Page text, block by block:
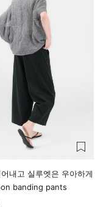
내고 실루엣은 우아하게
banding pants